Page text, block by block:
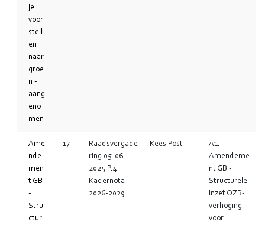
je
voor
stell
en
naar
groe
n -
aang
eno
men
Ame
nde
men
t GB
-
Stru
ctur
17
Raadsvergade
ring 05-06-
2025 P.4.
Kadernota
2026-2029
Kees Post
A1.
Amendeme
nt GB -
Structurele
inzet OZB-
verhoging
voor